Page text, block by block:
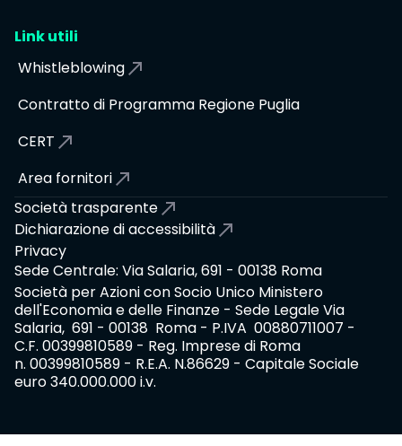
Link utili
Whistleblowing
Contratto di Programma Regione Puglia
CERT
Area fornitori
Società trasparente
Dichiarazione di accessibilità
Privacy
Sede Centrale: Via Salaria, 691 - 00138 Roma
Società per Azioni con Socio Unico Ministero
dell'Economia e delle Finanze - Sede Legale Via
Salaria, 691 - 00138 Roma - P.IVA 00880711007 -
C.F. 00399810589 - Reg. Imprese di Roma
n. 00399810589 - R.E.A. N.86629 - Capitale Sociale
euro 340.000.000 i.v.